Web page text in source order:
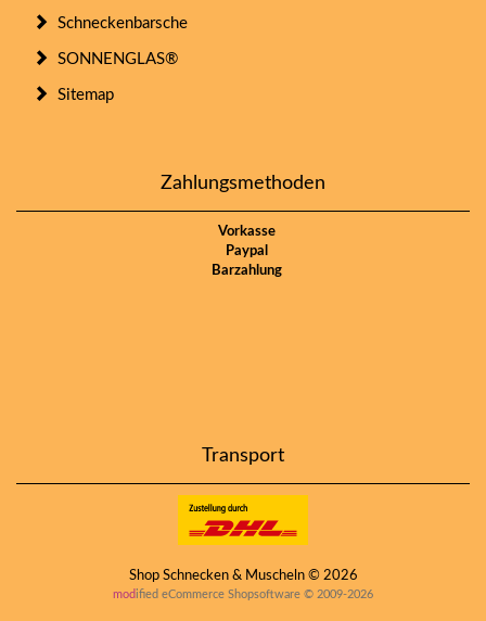
Schneckenbarsche
SONNENGLAS®
Sitemap
Zahlungsmethoden
Vorkasse
Paypal
Barzahlung
Transport
Shop Schnecken & Muscheln © 2026
modified eCommerce Shopsoftware © 2009-2026